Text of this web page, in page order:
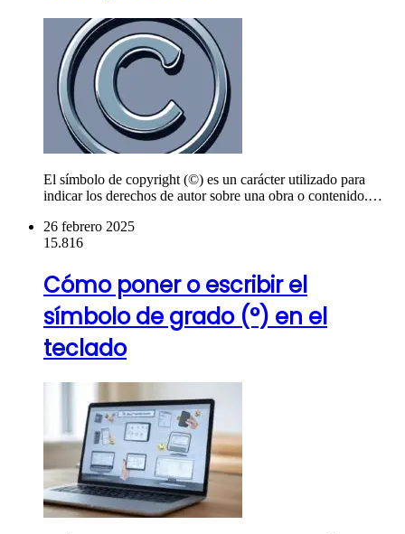
El símbolo de copyright (©) es un carácter utilizado para
indicar los derechos de autor sobre una obra o contenido.…
26 febrero 2025
15.816
Cómo poner o escribir el
símbolo de grado (°) en el
teclado